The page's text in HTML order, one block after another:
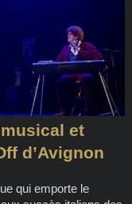
et
d’Avignon
qui emporte le